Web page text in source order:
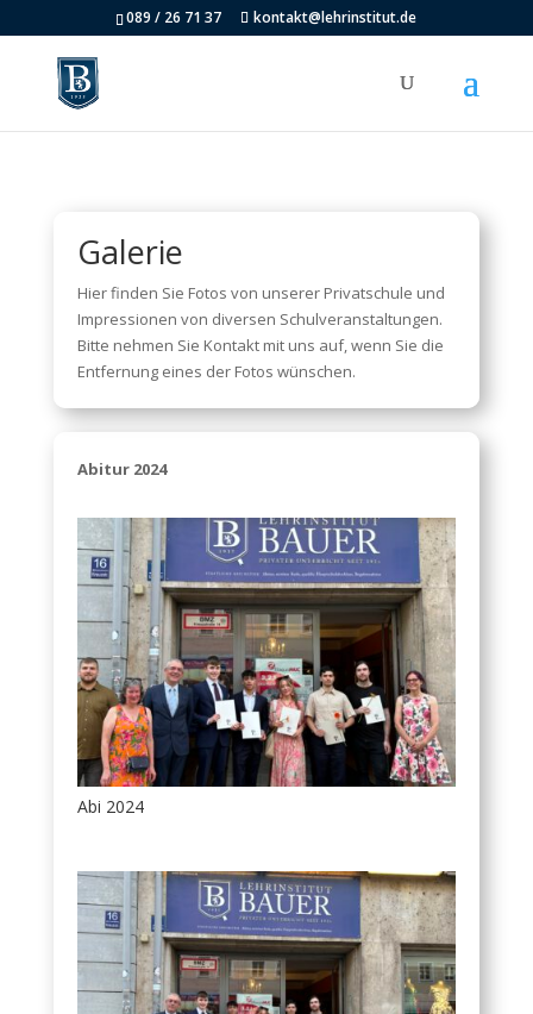
089 / 26 71 37 kontakt@lehrinstitut.de
Galerie
Hier finden Sie Fotos von unserer Privatschule und
Impressionen von diversen Schulveranstaltungen.
Bitte nehmen Sie Kontakt mit uns auf, wenn Sie die
Entfernung eines der Fotos wünschen.
Abitur 2024
Abi 2024